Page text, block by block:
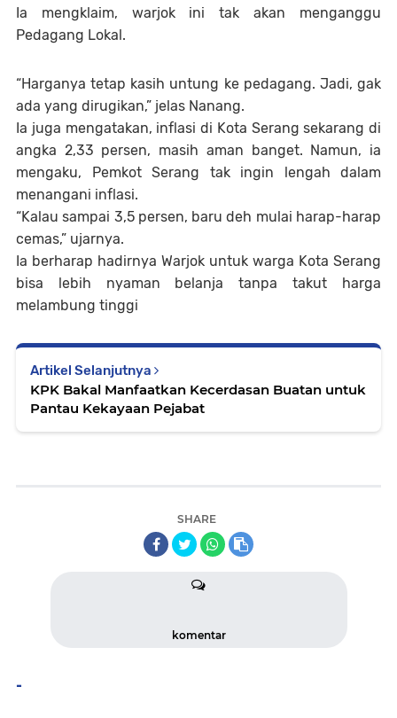
Ia mengklaim, warjok ini tak akan menganggu
Pedagang Lokal.
“Harganya tetap kasih untung ke pedagang. Jadi, gak
ada yang dirugikan,” jelas Nanang.
Ia juga mengatakan, inflasi di Kota Serang sekarang di
angka 2,33 persen, masih aman banget. Namun, ia
mengaku, Pemkot Serang tak ingin lengah dalam
menangani inflasi.
“Kalau sampai 3,5 persen, baru deh mulai harap-harap
cemas,” ujarnya.
Ia berharap hadirnya Warjok untuk warga Kota Serang
bisa lebih nyaman belanja tanpa takut harga
melambung tinggi
Artikel Selanjutnya
KPK Bakal Manfaatkan Kecerdasan Buatan untuk
Pantau Kekayaan Pejabat
SHARE
komentar
-